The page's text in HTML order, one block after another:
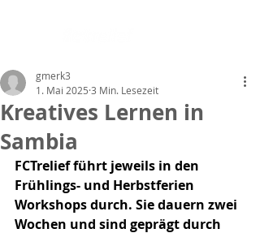
Kreatives Lernen in
Sambia
gmerk3
1. Mai 2025 3 Min. Lesezeit
FCTrelief führt jeweils in den
Frühlings- und Herbstferien
Workshops durch. Sie dauern zwei
Wochen und sind geprägt durch